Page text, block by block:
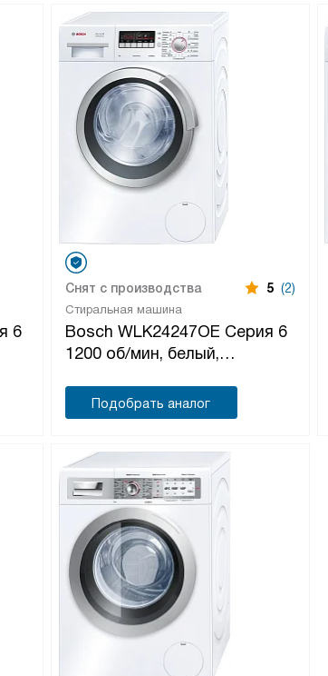
6
Стиральная машина
Bosch WLK24247OE Серия 6
1200 об/мин, белый,
Снят с производства 5 (2)
Подобрать аналог